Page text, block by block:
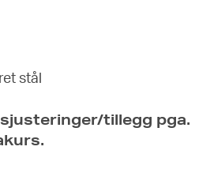
stål
tillegg pga.